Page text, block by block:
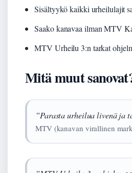
Sisältyykö kaikki urheilulajit
Saako kanavaa ilman MTV
MTV Urheilu 3:n tarkat
Mitä muut
”Parasta urheilua livenä ja
MTV (kanavan virallinen